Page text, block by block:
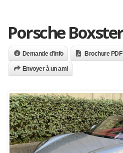
Porsche
Demande d'info Brochure PDF
Envoyer à un ami